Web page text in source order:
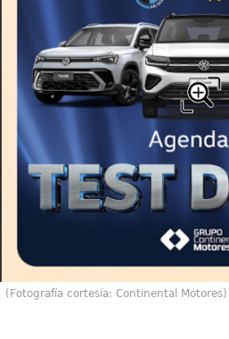
(Fotografía cortesía: Continental Motores)